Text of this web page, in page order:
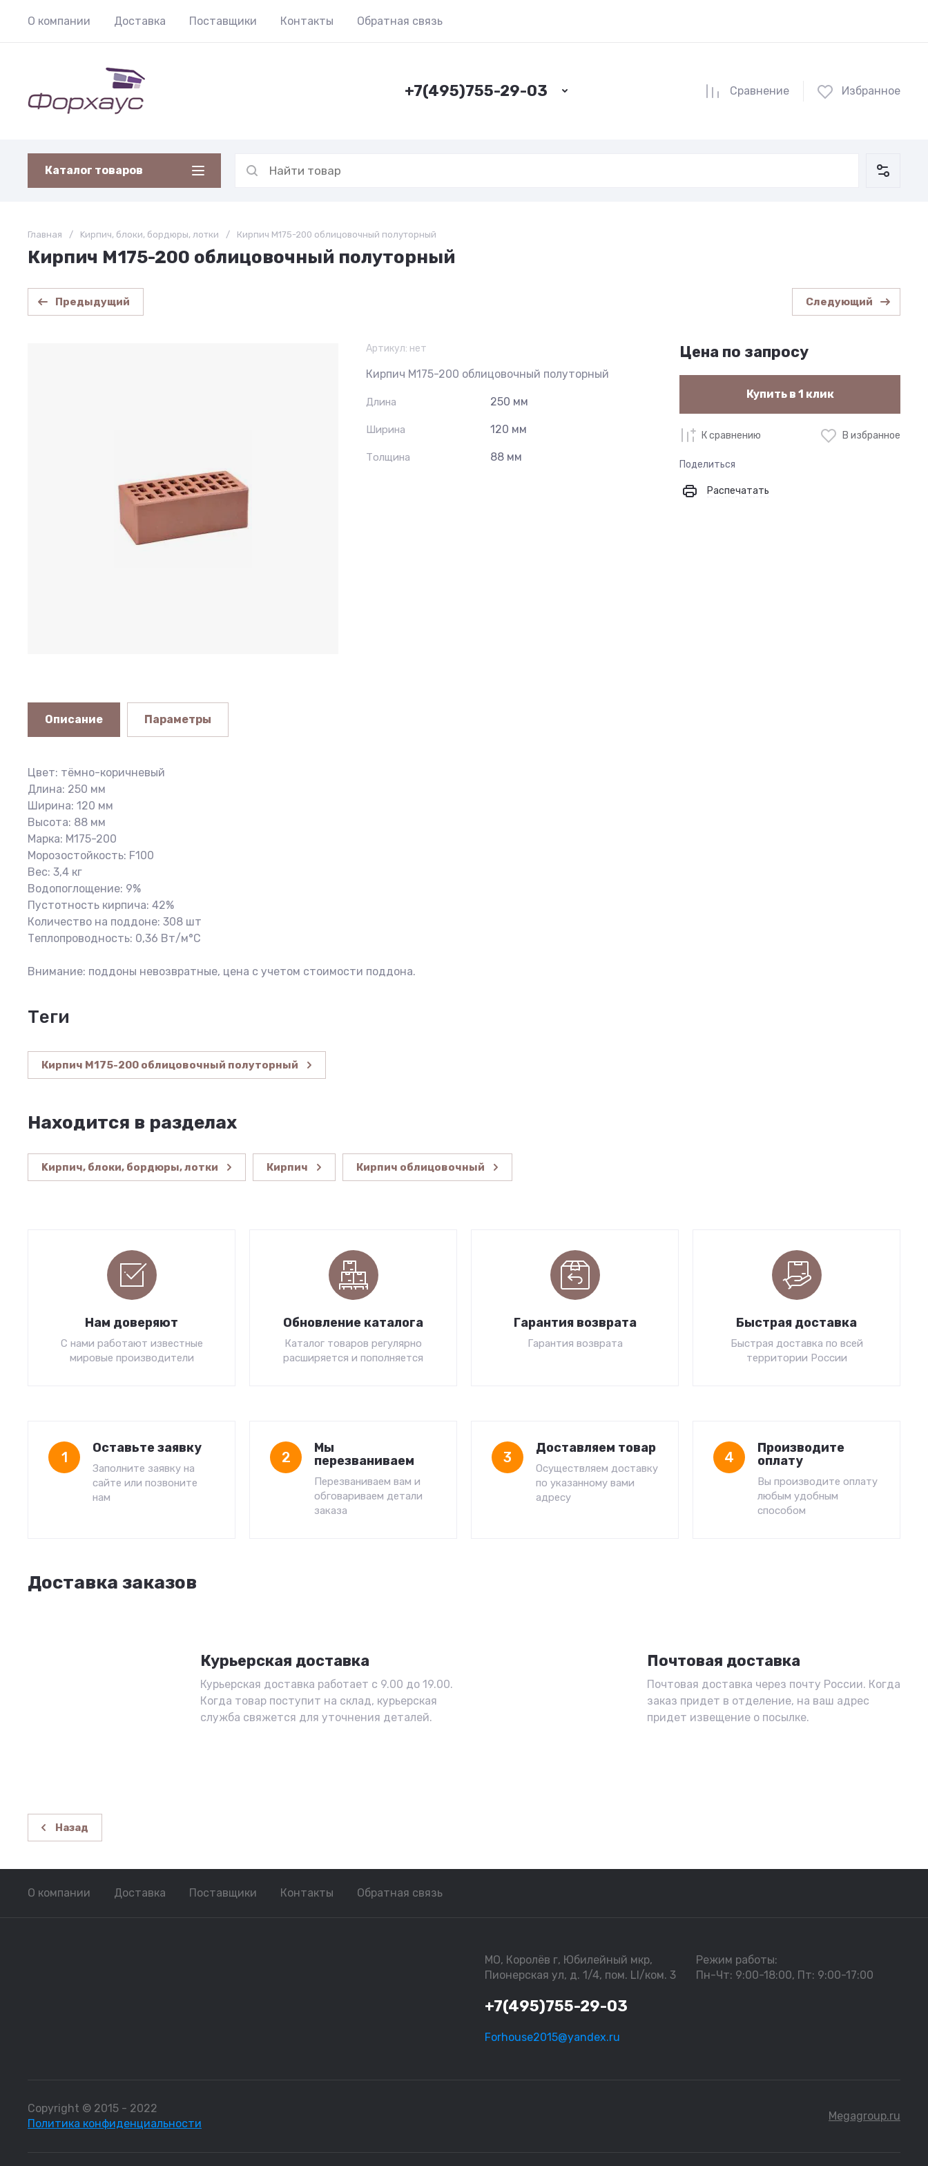
О компании Доставка Поставщики Контакты Обратная связь
+7(495)755-29-03 Сравнение Избранное
Каталог товаров
Главная / Kирпич, блоки, бордюры, лотки / Кирпич М175-200 облицовочный полуторный
Кирпич М175-200 облицовочный полуторный
Предыдущий Следующий
Артикул: нет
Кирпич М175-200 облицовочный полуторный
Длина 250 мм
Ширина 120 мм
Толщина 88 мм
Цена по запросу
Купить в 1 клик
К сравнению В избранное
Поделиться
Распечатать
Описание Параметры
Цвет: тёмно-коричневый
Длина: 250 мм
Ширина: 120 мм
Высота: 88 мм
Марка: М175-200
Морозостойкость: F100
Вес: 3,4 кг
Водопоглощение: 9%
Пустотность кирпича: 42%
Количество на поддоне: 308 шт
Теплопроводность: 0,36 Вт/м°C
Внимание: поддоны невозвратные, цена с учетом стоимости поддона.
теги
Кирпич М175-200 облицовочный полуторный
Находится в разделах
Kирпич, блоки, бордюры, лотки Кирпич Кирпич облицовочный
Нам доверяют
С нами работают известные
мировые производители
Обновление каталога
Каталог товаров регулярно
расширяется и пополняется
Гарантия возврата
Гарантия возврата
Быстрая доставка
Быстрая доставка по всей
территории России
1
Оставьте заявку
Заполните заявку на
сайте или позвоните
нам
2
Мы
перезваниваем
Перезваниваем вам и
обговариваем детали
заказа
3
Доставляем товар
Осуществляем доставку
по указанному вами
адресу
4
Производите
оплату
Вы производите оплату
любым удобным
способом
Доставка заказов
Курьерская доставка
Курьерская доставка работает с 9.00 до 19.00.
Когда товар поступит на склад, курьерская
служба свяжется для уточнения деталей.
Почтовая доставка
Почтовая доставка через почту России. Когда
заказ придет в отделение, на ваш адрес
придет извещение о посылке.
Назад
О компании Доставка Поставщики Контакты Обратная связь
МО, Королёв г, Юбилейный мкр,
Пионерская ул, д. 1/4, пом. LI/ком. 3
+7(495)755-29-03
Forhouse2015@yandex.ru
Режим работы:
Пн-Чт: 9:00-18:00, Пт: 9:00-17:00
Copyright © 2015 - 2022
Политика конфиденциальности
Megagroup.ru